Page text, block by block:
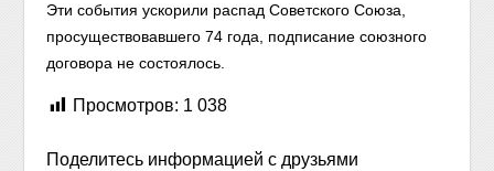
Эти события ускорили распад Советского Союза,
просуществовавшего 74 года, подписание союзного
договора не состоялось.
Просмотров: 1 038
Поделитесь информацией с друзьями